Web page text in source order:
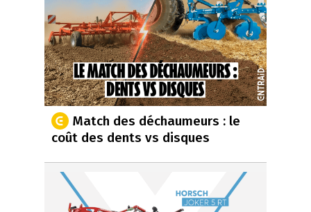
Match des déchaumeurs : le
coût des dents vs disques